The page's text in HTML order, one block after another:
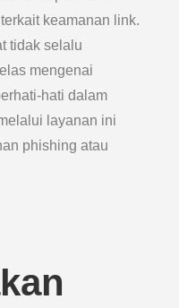
keamanan link.
tidak selalu
mengenai
hati dalam
layanan ini
phishing atau